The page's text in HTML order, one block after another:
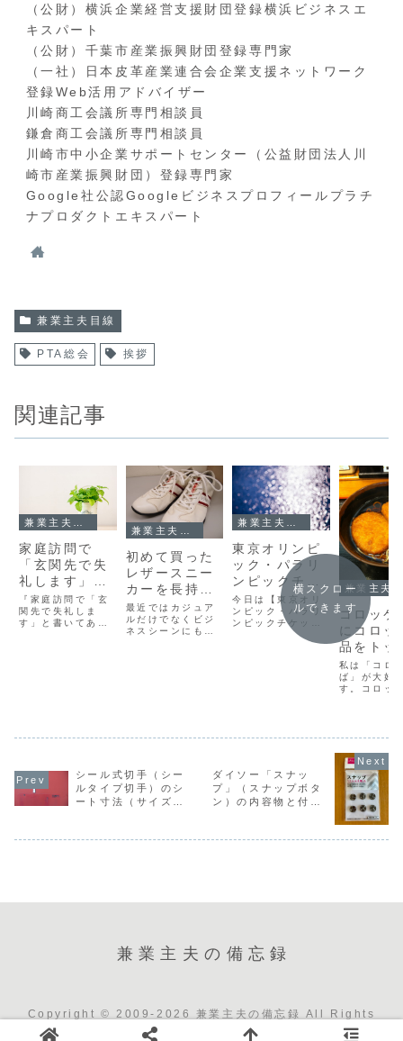
（公財）横浜企業経営支援財団登録横浜ビジネスエ
キスパート
（公財）千葉市産業振興財団登録専門家
（一社）日本皮革産業連合会企業支援ネットワーク
登録Web活用アドバイザー
川崎商工会議所専門相談員
鎌倉商工会議所専門相談員
川崎市中小企業サポートセンター（公益財団法人川
崎市産業振興財団）登録専門家
Google社公認Googleビジネスプロフィールプラチ
ナプロダクトエキスパート
兼業主夫目線
PTA総会 挨拶
関連記事
家庭訪問で
「玄関先で失
礼します」と
書いてあった
のに「どう
ぞ」とお誘い
9秒間で出来
『家庭訪問で「玄
関先で失礼しま
す」と書いてあっ
ブログを10年以上
タ...
初めて買った
レザースニー
カーを長持ち
させるコツ
（手入れ方
法）とは？
最近ではカジュア
ルだけでなくビジ
ネスシーンにも使
うか。そこで今回
ニック」（神奈
川...
東京オリンピ
ック・パラリ
ンピックチケ
ット購入時の
「電話認証」
の注意点
今日は【東京オリ
ンピック・パラリ
ンピックチケット
購入時の「電話認
証」の注意点】と
サイトでは5月28
コロッケ
にコロッ
品をトッ
グすると
なるか？
私は「コロ
ば」が大好
す。コロッ
コロッケそ
域性がある
か分かりま
しかし、神
生まれ育っ
は、特に「
ばは...
横スクロー
ルできます
シール式切手（シー
ルタイプ切手）のシ
ート寸法（サイズ。
ダイソー「スナッ
プ」（スナップボタ
ン）の内容物と付け
兼業主夫の備忘録
Copyright © 2009-2026 兼業主夫の備忘録 All Rights